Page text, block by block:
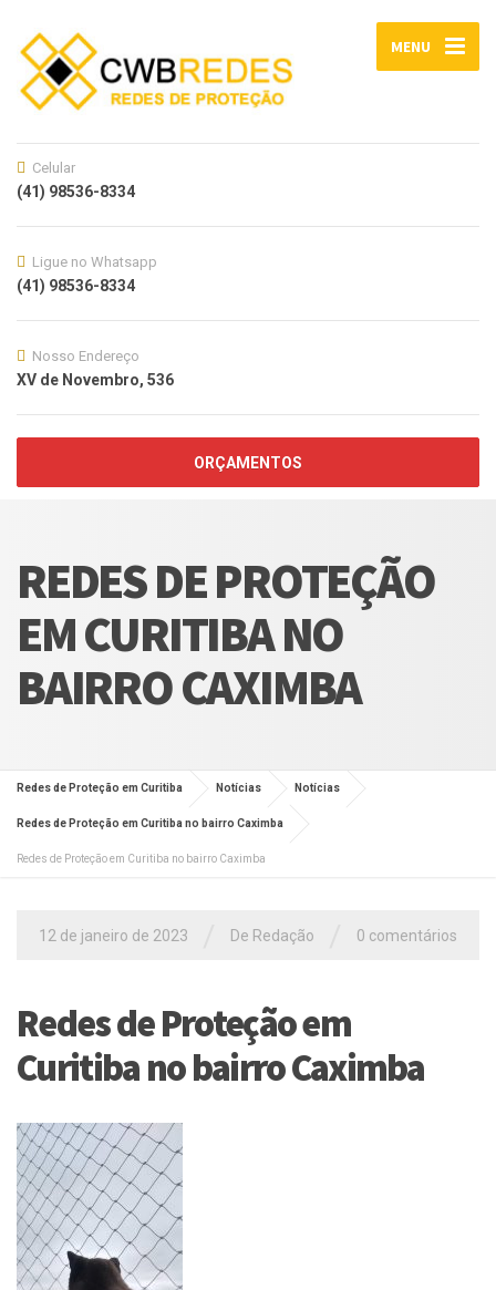
MENU
Celular
(41) 98536-8334
Ligue no Whatsapp
(41) 98536-8334
Nosso Endereço
XV de Novembro, 536
ORÇAMENTOS
REDES DE PROTEÇÃO
EM CURITIBA NO
BAIRRO CAXIMBA
Redes de Proteção em Curitiba Notícias Notícias
Redes de Proteção em Curitiba no bairro Caximba
Redes de Proteção em Curitiba no bairro Caximba
12 de janeiro de 2023 De Redação 0 comentários
Redes de Proteção em
Curitiba no bairro Caximba